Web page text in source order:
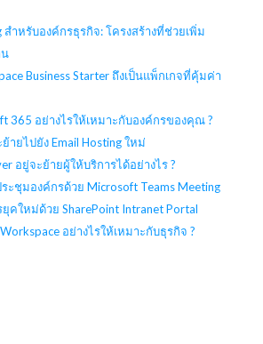
สำหรับองค์กรธุรกิจ: โครงสร้างที่ช่วยเพิ่ม
Business Starter ถึงเป็นแพ็กเกจที่คุ้มค่า
365 อย่างไรให้เหมาะกับองค์กรของคุณ ?
ายไปยัง Email Hosting ใหม่
อยู่จะย้ายผู้ให้บริการได้อย่างไร ?
ะชุมองค์กรด้วย Microsoft Teams Meeting
คใหม่ด้วย SharePoint Intranet Portal
อย่างไรให้เหมาะกับธุรกิจ ?